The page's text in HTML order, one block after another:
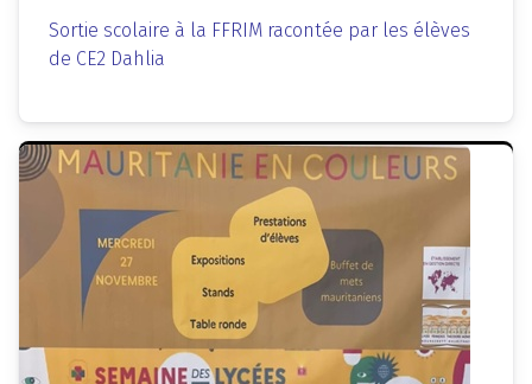
Sortie scolaire à la FFRIM racontée par les élèves
de CE2 Dahlia